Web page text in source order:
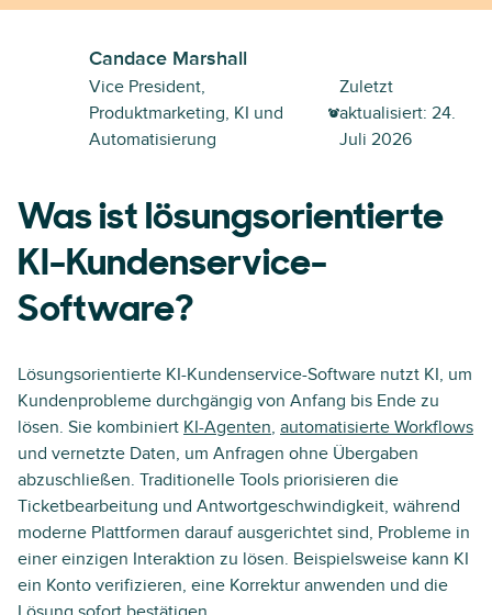
Candace Marshall
Vice President,
Produktmarketing, KI und
Automatisierung
Zuletzt
aktualisiert: 24.
Juli 2026
Was ist lösungsorientierte
KI-Kundenservice-
Software?
Lösungsorientierte KI-Kundenservice-Software nutzt KI, um
Kundenprobleme durchgängig von Anfang bis Ende zu
lösen. Sie kombiniert KI-Agenten, automatisierte Workflows
und vernetzte Daten, um Anfragen ohne Übergaben
abzuschließen. Traditionelle Tools priorisieren die
Ticketbearbeitung und Antwortgeschwindigkeit, während
moderne Plattformen darauf ausgerichtet sind, Probleme in
einer einzigen Interaktion zu lösen. Beispielsweise kann KI
ein Konto verifizieren, eine Korrektur anwenden und die